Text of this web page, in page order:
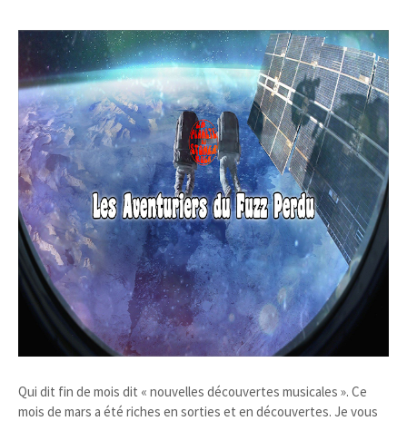
Qui dit fin de mois dit « nouvelles découvertes musicales ». Ce
mois de mars a été riches en sorties et en découvertes. Je vous